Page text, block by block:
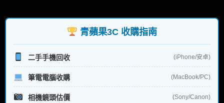
字:
青蘋果3C 收購指南
二手手機回收 (iPhone/安卓)
筆電電腦收購 (MacBook/PC)
相機鏡頭估價 (Sony/Canon)